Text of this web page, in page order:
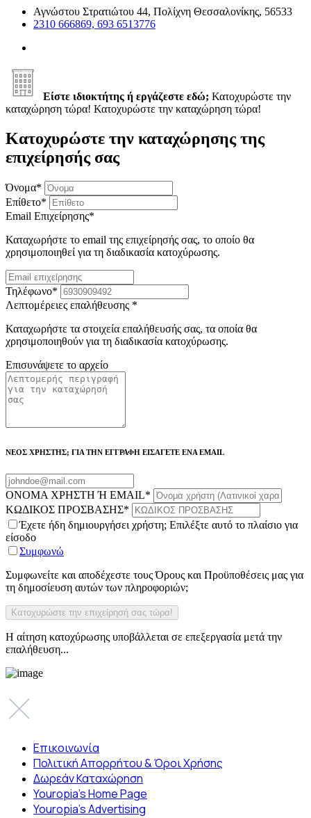
Αγνώστου Στρατιώτου 44, Πολίχνη Θεσσαλονίκης, 56533
2310 666869, 693 6513776
Είστε ιδιοκτήτης ή εργάζεστε εδώ; Κατοχυρώστε την
καταχώρηση τώρα! Κατοχυρώστε την καταχώρηση τώρα!
Κατοχυρώστε την καταχώρησης της
επιχείρησής σας
Όνομα*
Επίθετο*
Email Επιχείρησης*
Καταχωρήστε το email της επιχείρησής σας, το οποίο θα
χρησιμοποιηθεί για τη διαδικασία κατοχύρωσης.
Τηλέφωνο*
Λεπτομέρειες επαλήθευσης *
Καταχωρήστε τα στοιχεία επαλήθευσής σας, τα οποία θα
χρησιμοποιηθούν για τη διαδικασία κατοχύρωσης.
Επισυνάψετε το αρχείο
ΝΕΟΣ ΧΡΗΣΤΗΣ; ΓΙΑ ΤΗΝ ΕΓΓΡΑΦΗ ΕΙΣΑΓΕΤΕ ΕΝΑ EMAIL
ΟΝΟΜΑ ΧΡΗΣΤΗ Ή EMAIL*
ΚΩΔΙΚΟΣ ΠΡΟΣΒΑΣΗΣ*
Έχετε ήδη δημιουργήσει χρήστη; Επιλέξτε αυτό το πλαίσιο για
είσοδο
Συμφωνώ
Συμφωνείτε και αποδέχεστε τους Όρους και Προϋποθέσεις μας για
τη δημοσίευση αυτών των πληροφοριών;
Η αίτηση κατοχύρωσης υποβάλλεται σε επεξεργασία μετά την
επαλήθευση...
Επικοινωνία
Πολιτική Απορρήτου & Όροι Χρήσης
Δωρεάν Καταχώρηση
Youropia’s Home Page
Youropia’s Advertising